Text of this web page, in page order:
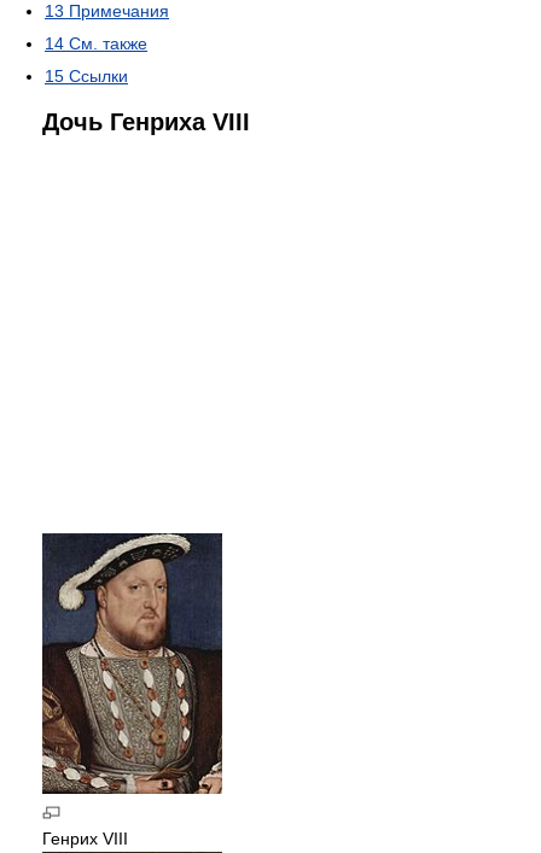
13 Примечания
14 См. также
15 Ссылки
Дочь Генриха VIII
Генрих VIII